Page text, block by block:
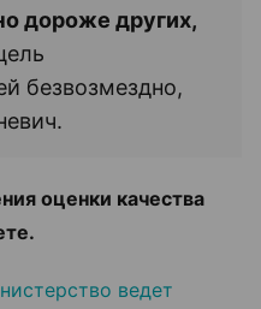
дороже других,
безвозмездно,
оценки качества
ведет